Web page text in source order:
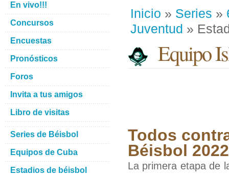
Inicio » Series »
Juventud »
Equipo
Todos
Béisbol 2022
La primera etapa de
En vivo!!!
Concursos
Encuestas
Pronósticos
Foros
Invita a tus amigos
Libro de visitas
Series de Béisbol
Equipos de Cuba
Estadios de béisbol